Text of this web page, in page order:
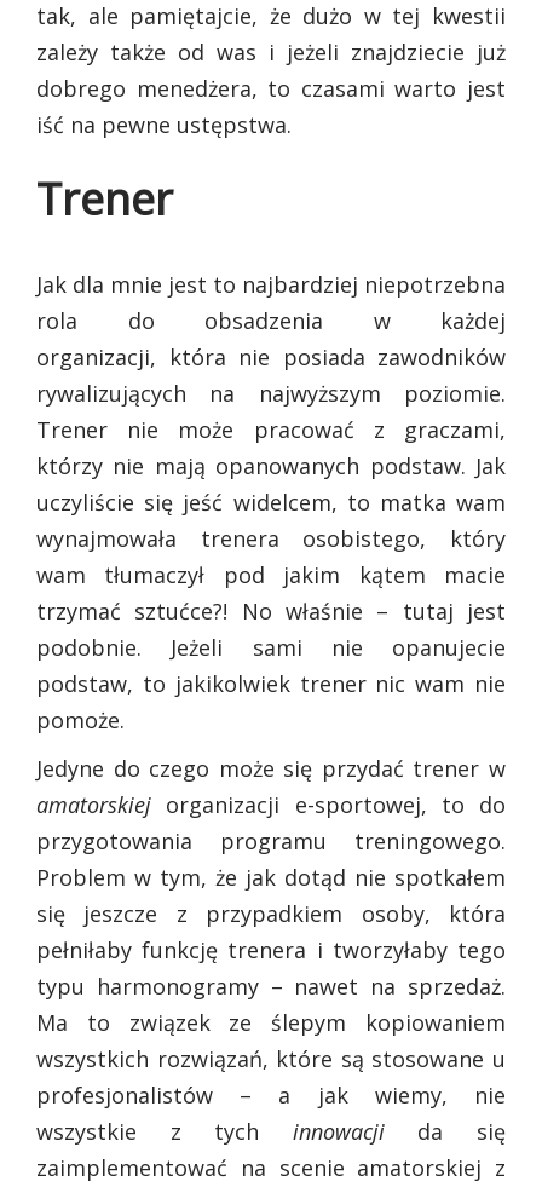
tak, ale pamiętajcie, że dużo w tej kwestii
zależy także od was i jeżeli znajdziecie już
dobrego menedżera, to czasami warto jest
iść na pewne ustępstwa.
Trener
Jak dla mnie jest to najbardziej niepotrzebna
rola do obsadzenia w każdej
organizacji, która nie posiada zawodników
rywalizujących na najwyższym poziomie.
Trener nie może pracować z graczami,
którzy nie mają opanowanych podstaw. Jak
uczyliście się jeść widelcem, to matka wam
wynajmowała trenera osobistego, który
wam tłumaczył pod jakim kątem macie
trzymać sztućce?! No właśnie – tutaj jest
podobnie. Jeżeli sami nie opanujecie
podstaw, to jakikolwiek trener nic wam nie
pomoże.
Jedyne do czego może się przydać trener w
amatorskiej organizacji e-sportowej, to do
przygotowania programu treningowego.
Problem w tym, że jak dotąd nie spotkałem
się jeszcze z przypadkiem osoby, która
pełniłaby funkcję trenera i tworzyłaby tego
typu harmonogramy – nawet na sprzedaż.
Ma to związek ze ślepym kopiowaniem
wszystkich rozwiązań, które są stosowane u
profesjonalistów – a jak wiemy, nie
wszystkie z tych innowacjida się
zaimplementować na scenie amatorskiej z